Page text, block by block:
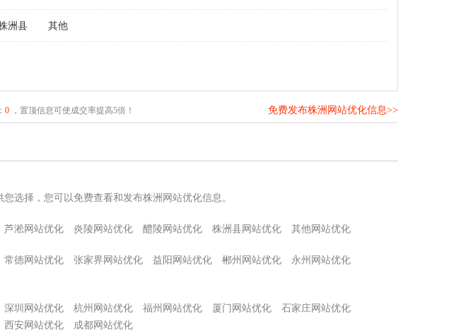
洲县 其他
0，置顶信息可使成交率提高5倍！ 免费发布株洲网站优化信息>>
选择，您可以免费查看和发布株洲网站优化信息。
芦淞网站优化 炎陵网站优化 醴陵网站优化 株洲县网站优化 其他网站优化
常德网站优化 张家界网站优化 益阳网站优化 郴州网站优化
永州网站优化
深圳网站优化 杭州网站优化 福州网站优化 厦门网站优化
石家庄网站优化
西安网站优化 成都网站优化